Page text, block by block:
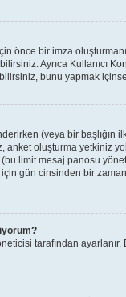
önce bir imza
Ayrıca
bunu yapmak
(veya bir
oluşturma yetkiniz
limit mesaj panosu
gün cinsinden bir zaman
tarafından